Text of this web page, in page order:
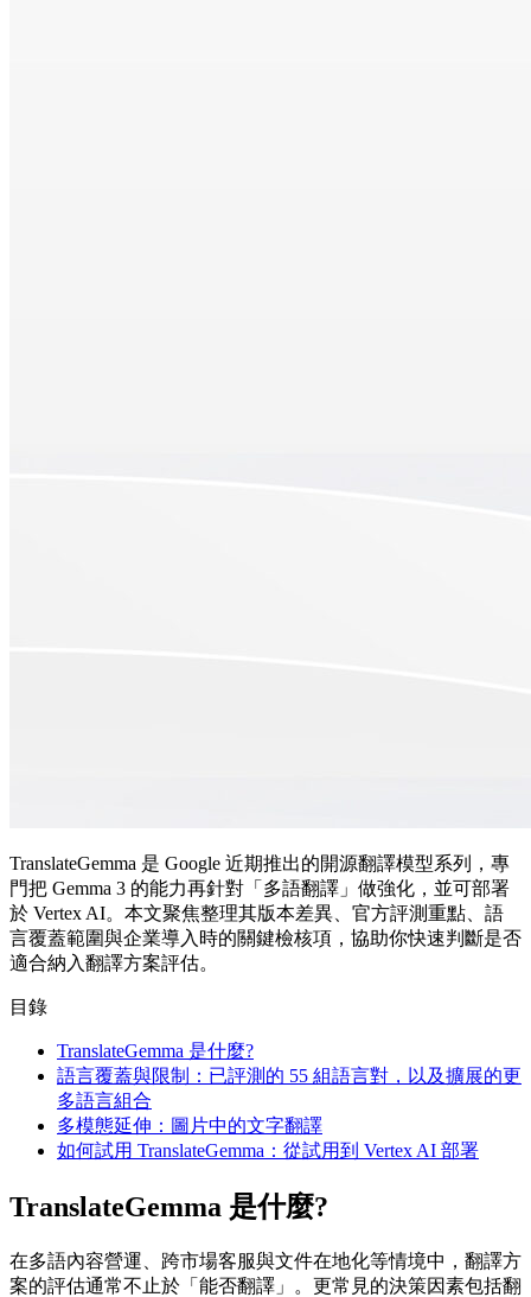
TranslateGemma 是 Google 近期推出的開源翻譯模型系列，專
門把 Gemma 3 的能力再針對「多語翻譯」做強化，並可部署
於 Vertex AI。本文聚焦整理其版本差異、官方評測重點、語
言覆蓋範圍與企業導入時的關鍵檢核項，協助你快速判斷是否
適合納入翻譯方案評估。
目錄
TranslateGemma 是什麼?
語言覆蓋與限制：已評測的 55 組語言對，以及擴展的更
多語言組合
多模態延伸：圖片中的文字翻譯
如何試用 TranslateGemma：從試用到 Vertex AI 部署
TranslateGemma 是什麼?
在多語內容營運、跨市場客服與文件在地化等情境中，翻譯方
案的評估通常不止於「能否翻譯」。更常見的決策因素包括翻